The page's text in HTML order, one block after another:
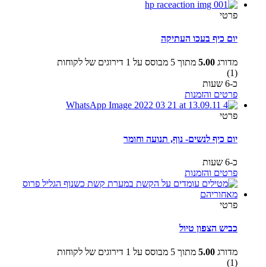
פרטי
יום כיף בעכו העתיקה
מדורג5.00מתוך 5 מבוסס על 1 דירוגים של לקוחות
כ-6 שעות
פרטים והזמנות
פרטי
יום כיף לנשים- נוף, תנועה וחומר
כ-6 שעות
פרטים והזמנות
פרטי
כביש הצפון טיול
מדורג5.00מתוך 5 מבוסס על 1 דירוגים של לקוחות